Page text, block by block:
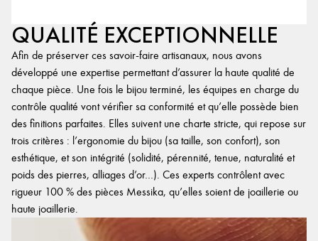
QUALITÉ EXCEPTIONNELLE
Afin de préserver ces savoir-faire artisanaux, nous avons
développé une expertise permettant d’assurer la haute qualité de
chaque pièce. Une fois le bijou terminé, les équipes en charge du
contrôle qualité vont vérifier sa conformité et qu’elle possède bien
des finitions parfaites. Elles suivent une charte stricte, qui repose sur
trois critères : l’ergonomie du bijou (sa taille, son confort), son
esthétique, et son intégrité (solidité, pérennité, tenue, naturalité et
poids des pierres, alliages d’or…). Ces experts contrôlent avec
rigueur 100 % des pièces Messika, qu’elles soient de joaillerie ou
haute joaillerie.